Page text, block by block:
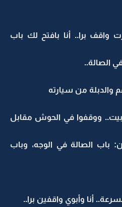
واقف برا.. أنا بافتح لك باب
الصالة..
والدبلة من سيارته
ووقفوا في الحوش مقابل
باب الصالة في الوجه، وباب
أنا وأبوي واقفين برا..